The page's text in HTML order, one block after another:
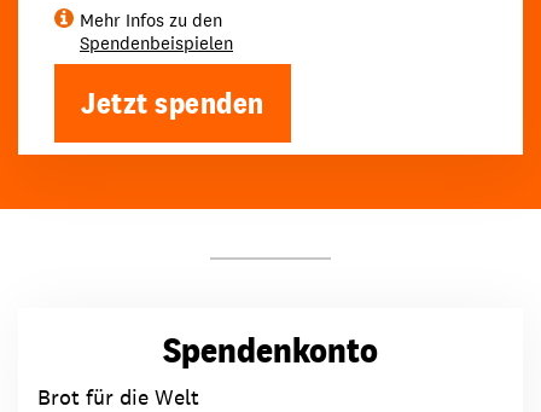
Mehr Infos zu den
Spendenbeispielen
Jetzt spenden
Spendenkonto
Brot für die Welt